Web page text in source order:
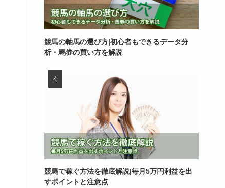
競馬の軸馬の選び方|初心者もできるデータ分
析・馬券の買い方を解説
競馬で稼ぐ方法を徹底解説|毎月5万円利益を出
すポイントと注意点